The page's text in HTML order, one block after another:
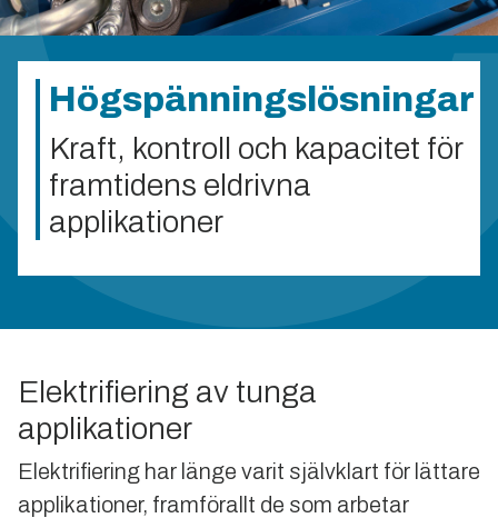
Högspänningslösningar
Kraft, kontroll och kapacitet för
framtidens eldrivna
applikationer
Elektrifiering av tunga
applikationer
Elektrifiering har länge varit självklart för lättare
applikationer, framförallt de som arbetar